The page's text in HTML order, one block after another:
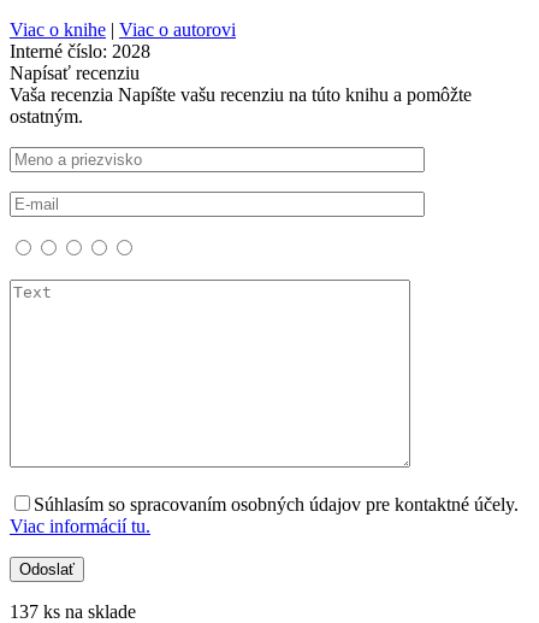
Viac o knihe | Viac o autorovi
Interné číslo: 2028
Napísať recenziu
Vaša recenzia Napíšte vašu recenziu na túto knihu a pomôžte
ostatným.
Súhlasím so spracovaním osobných údajov pre kontaktné účely.
Viac informácií tu.
137 ks na sklade